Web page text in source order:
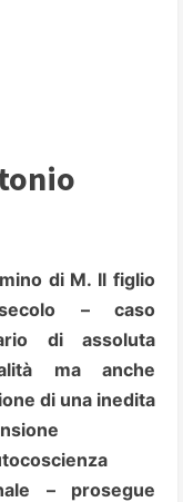
di M. Il figlio
– caso
di assoluta
ma anche
di una inedita
– prosegue